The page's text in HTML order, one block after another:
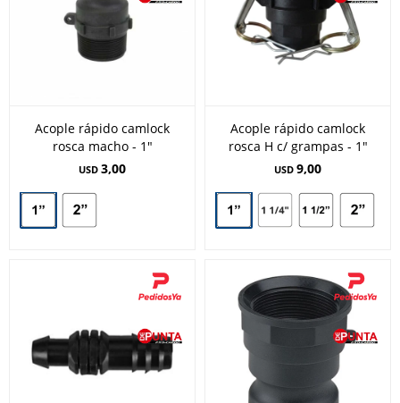
Acople rápido camlock
rosca macho - 1"
USD 3,00
Acople rápido camlock
rosca H c/ grampas - 1"
USD 9,00